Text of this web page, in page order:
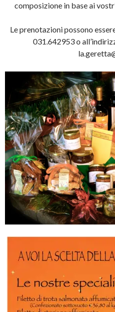
composizione in base ai
Le prenotazioni possono
031.642953 o